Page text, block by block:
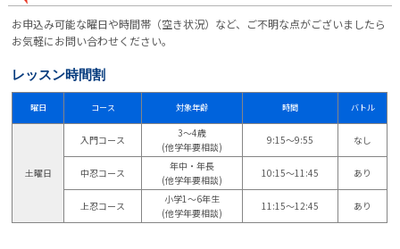
お申込み可能な曜日や時間帯（空き状況）など、ご不明な点がございましたら
お気軽にお問い合わせください。
レッスン時間割
曜日 コース 対象年齢 時間 バトル
土曜日
入門コース
3～4歳
(他学年要相談)
9:15～9:55 なし
中忍コース
年中・年長
(他学年要相談)
10:15～11:45 あり
上忍コース
小学1～6年生
(他学年要相談)
11:15～12:45 あり